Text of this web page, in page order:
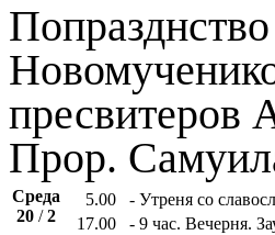
пресвитеров
Прор.
Среда
20 /2
5.00
- Утреня со
17.00
- 9 час. Вечерня.